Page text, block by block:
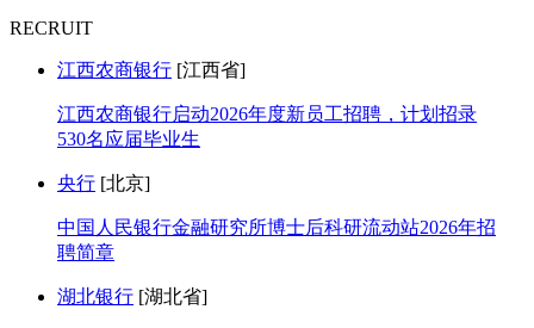
RECRUIT
江西农商银行 [江西省]
江西农商银行启动2026年度新员工招聘，计划招录
530名应届毕业生
央行 [北京]
中国人民银行金融研究所博士后科研流动站2026年招
聘简章
湖北银行 [湖北省]